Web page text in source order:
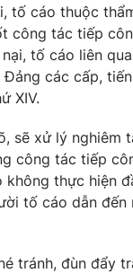
tố cáo thuộc
công tác tiếp
tố cáo liên
Đảng các cấp,
XIV.
sẽ xử lý nghiêm
công tác tiếp
không thực hiện
tố cáo dẫn
tránh, đùn đẩy